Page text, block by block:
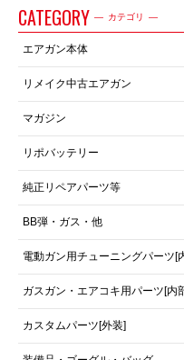
CATEGORY カテゴリ
エアガン本体
リメイク中古エアガン
マガジン
リポバッテリー
純正リペアパーツ等
BB弾・ガス・他
電動ガン用チューニングパーツ[
ガスガン・エアコキ用パーツ[内
カスタムパーツ[外装]